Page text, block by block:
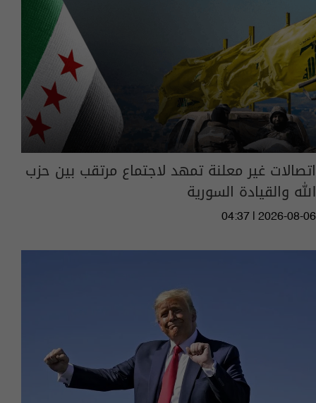
اتصالات غير معلنة تمهد لاجتماع مرتقب بين حزب
الله والقيادة السورية
04:37 | 2026-08-06